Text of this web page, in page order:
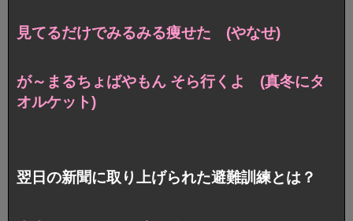
見てるだけでみるみる痩せた (やなせ)
が～まるちょばやもん そら行くよ (真冬にタ
オルケット)
翌日の新聞に取り上げられた避難訓練とは？